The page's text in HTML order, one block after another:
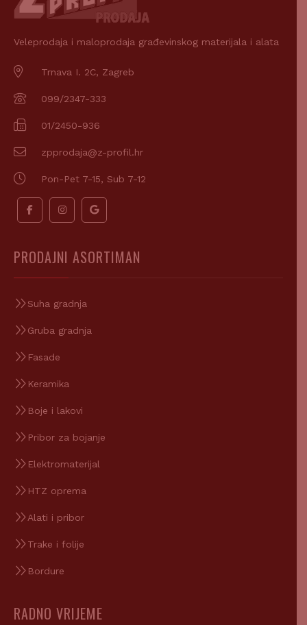
Veleprodaja i maloprodaja građevinskog materijala i alata
Trnava I. 2C, Zagreb
099/2347-333
01/2450-936
zpprodaja@z-profil.hr
Pon-Pet 7-15, Sub 7-12
PRODAJNI ASORTIMAN
Suha gradnja
Gruba gradnja
Fasade
Keramika
Boje i lakovi
Pribor za bojanje
Elektromaterijal
HTZ oprema
Alati i pribor
Trake i folije
Bordure
RADNO VRIJEME